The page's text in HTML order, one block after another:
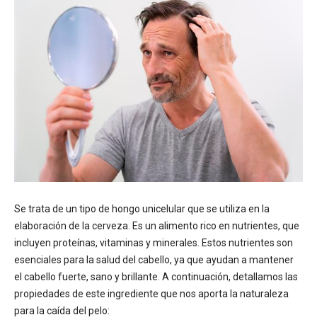
Se trata de un tipo de hongo unicelular que se utiliza en la
elaboración de la cerveza. Es un alimento rico en nutrientes, que
incluyen proteínas, vitaminas y minerales. Estos nutrientes son
esenciales para la salud del cabello, ya que ayudan a mantener
el cabello fuerte, sano y brillante. A continuación, detallamos las
propiedades de este ingrediente que nos aporta la naturaleza
para la caída del pelo: